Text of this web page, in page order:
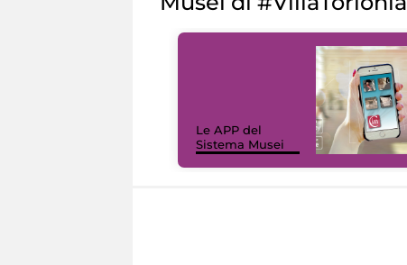
Le APP del
Sistema Musei